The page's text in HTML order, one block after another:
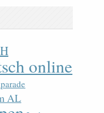
online
AL